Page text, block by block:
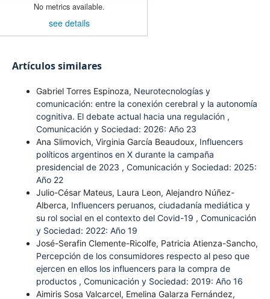
No metrics available.
see details
Artículos similares
Gabriel Torres Espinoza, Neurotecnologías y
comunicación: entre la conexión cerebral y la autonomía
cognitiva. El debate actual hacia una regulación ,
Comunicación y Sociedad: 2026: Año 23
Ana Slimovich, Virginia García Beaudoux, Influencers
políticos argentinos en X durante la campaña
presidencial de 2023 , Comunicación y Sociedad: 2025:
Año 22
Julio-César Mateus, Laura Leon, Alejandro Núñez-
Alberca, Influencers peruanos, ciudadanía mediática y
su rol social en el contexto del Covid-19 , Comunicación
y Sociedad: 2022: Año 19
José-Serafin Clemente-Ricolfe, Patricia Atienza-Sancho,
Percepción de los consumidores respecto al peso que
ejercen en ellos los influencers para la compra de
productos , Comunicación y Sociedad: 2019: Año 16
Aimiris Sosa Valcarcel, Emelina Galarza Fernández,